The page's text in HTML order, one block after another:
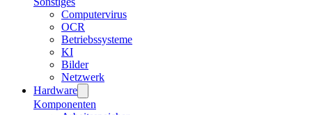
Computervirus
OCR
Betriebssysteme
KI
Bilder
Netzwerk
Hardware
Komponenten